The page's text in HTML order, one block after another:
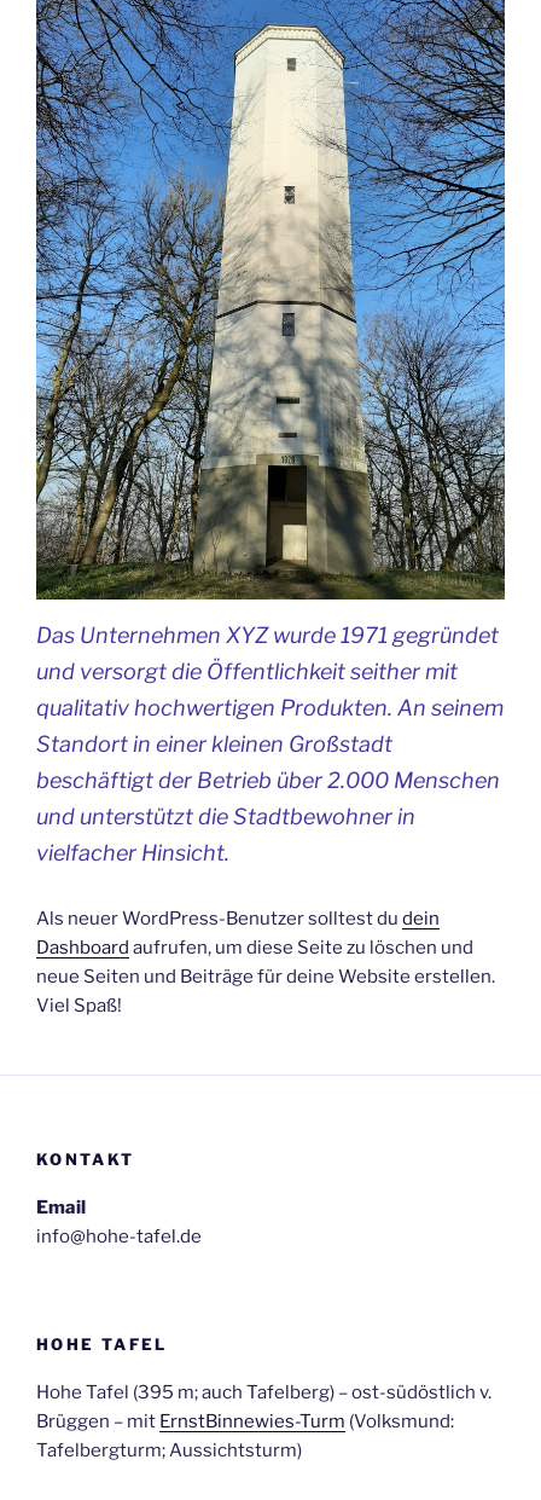
Das Unternehmen XYZ wurde 1971 gegründet
und versorgt die Öffentlichkeit seither mit
qualitativ hochwertigen Produkten. An seinem
Standort in einer kleinen Großstadt
beschäftigt der Betrieb über 2.000 Menschen
und unterstützt die Stadtbewohner in
vielfacher Hinsicht.
Als neuer WordPress-Benutzer solltest du dein
Dashboard aufrufen, um diese Seite zu löschen und
neue Seiten und Beiträge für deine Website erstellen.
Viel Spaß!
KONTAKT
Email
info@hohe-tafel.de
HOHE TAFEL
Hohe Tafel (395 m; auch Tafelberg) – ost-südöstlich v.
Brüggen – mit ErnstBinnewies-Turm (Volksmund:
Tafelbergturm; Aussichtsturm)